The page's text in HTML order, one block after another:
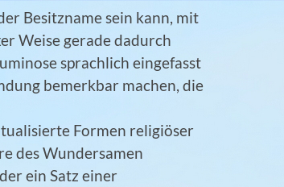
Besitzname sein kann, mit
Weise gerade dadurch
sprachlich eingefasst
bemerkbar machen, die
Formen religiöser
des Wundersamen
ein Satz einer